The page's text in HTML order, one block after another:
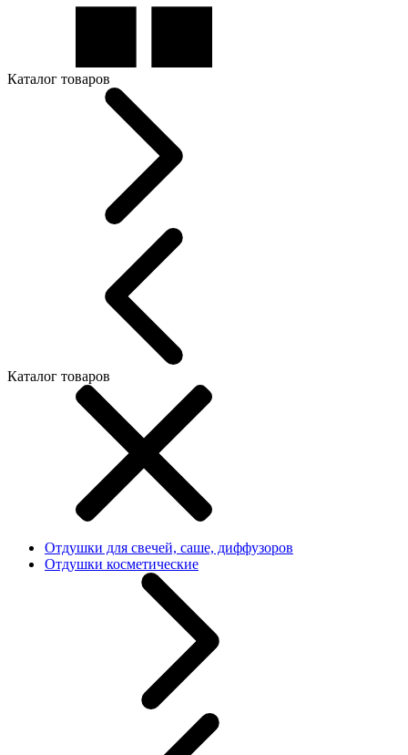
Каталог товаров
Каталог товаров
Отдушки для свечей, саше, диффузоров
Отдушки косметические